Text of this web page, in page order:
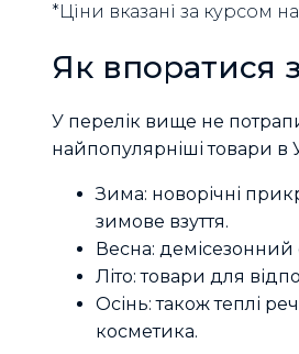
*Ціни вказані за курсом
Як впоратися
У перелік вище не
найпопулярніші товари в
Зима: новорічні
зимове взуття.
Весна: демісезонний
Літо: товари для
Осінь: також теплі
косметика.